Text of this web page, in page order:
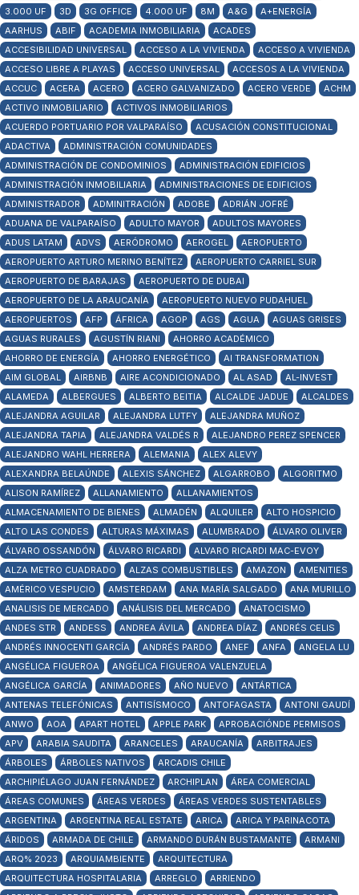
3.000 UF
3D 3G OFFICE 4.000 UF 8M A&G
A+ENERGÍA
AARHUS
ABIF ACADEMIA INMOBILIARIA
ACADES
ACCESIBILIDAD UNIVERSAL
ACCESO A LA VIVIENDA
ACCESO A VIVIENDA
ACCESO LIBRE A PLAYAS
ACCESO UNIVERSAL
ACCESOS A LA VIVIENDA
ACCUC
ACERA ACERO ACERO GALVANIZADO ACERO VERDE
ACHM
ACTIVO INMOBILIARIO
ACTIVOS INMOBILIARIOS
ACUERDO PORTUARIO POR VALPARAÍSO
ACUSACIÓN CONSTITUCIONAL
ADACTIVA
ADMINISTRACIÓN COMUNIDADES
ADMINISTRACIÓN DE CONDOMINIOS
ADMINISTRACIÓN EDIFICIOS
ADMINISTRACIÓN INMOBILIARIA
ADMINISTRACIONES DE EDIFICIOS
ADMINISTRADOR
ADMINITRACIÓN ADOBE
ADRIÁN JOFRÉ
ADUANA DE VALPARAÍSO
ADULTO MAYOR
ADULTOS MAYORES
ADUS LATAM
ADVS AERÓDROMO AEROGEL
AEROPUERTO
AEROPUERTO ARTURO MERINO BENÍTEZ
AEROPUERTO CARRIEL SUR
AEROPUERTO DE BARAJAS
AEROPUERTO DE DUBAI
AEROPUERTO DE LA ARAUCANÍA
AEROPUERTO NUEVO PUDAHUEL
AEROPUERTOS
AFP ÁFRICA AGOP AGS AGUA
AGUAS GRISES
AGUAS RURALES
AGUSTÍN RIANI
AHORRO ACADÉMICO
AHORRO DE ENERGÍA
AHORRO ENERGÉTICO
AI TRANSFORMATION
AIM GLOBAL
AIRBNB AIRE ACONDICIONADO AL ASAD
AL-INVEST
ALAMEDA
ALBERGUES ALBERTO BEITIA ALCALDE JADUE
ALCALDES
ALEJANDRA AGUILAR
ALEJANDRA LUTFY
ALEJANDRA MUÑOZ
ALEJANDRA TAPIA
ALEJANDRA VALDÉS R
ALEJANDRO PEREZ SPENCER
ALEJANDRO WAHL HERRERA
ALEMANIA
ALEX ALEVY
ALEXANDRA BELAÚNDE
ALEXIS SÁNCHEZ ALGARROBO
ALGORITMO
ALISON RAMÍREZ
ALLANAMIENTO
ALLANAMIENTOS
ALMACENAMIENTO DE BIENES
ALMADÉN ALQUILER
ALTO HOSPICIO
ALTO LAS CONDES
ALTURAS MÁXIMAS ALUMBRADO
ÁLVARO OLIVER
ÁLVARO OSSANDÓN
ÁLVARO RICARDI
ALVARO RICARDI MAC-EVOY
ALZA METRO CUADRADO
ALZAS COMBUSTIBLES AMAZON
AMENITIES
AMÉRICO VESPUCIO
AMSTERDAM ANA MARÍA SALGADO
ANA MURILLO
ANALISIS DE MERCADO
ANÁLISIS DEL MERCADO
ANATOCISMO
ANDES STR
ANDESS ANDREA ÁVILA ANDREA DÍAZ
ANDRÉS CELIS
ANDRÉS INNOCENTI GARCÍA
ANDRÉS PARDO ANEF ANFA
ANGELA LU
ANGÉLICA FIGUEROA
ANGÉLICA FIGUEROA VALENZUELA
ANGÉLICA GARCÍA
ANIMADORES AÑO NUEVO
ANTÁRTICA
ANTENAS TELEFÓNICAS
ANTISÍSMOCO ANTOFAGASTA
ANTONI GAUDÍ
ANWO
AOA APART HOTEL APPLE PARK
APROBACIÓNDE PERMISOS
APV
ARABIA SAUDITA ARANCELES ARAUCANÍA
ARBITRAJES
ÁRBOLES
ÁRBOLES NATIVOS
ARCADIS CHILE
ARCHIPIÉLAGO JUAN FERNÁNDEZ
ARCHIPLAN
ÁREA COMERCIAL
ÁREAS COMUNES
ÁREAS VERDES
ÁREAS VERDES SUSTENTABLES
ARGENTINA
ARGENTINA REAL ESTATE ARICA
ARICA Y PARINACOTA
ÁRIDOS
ARMADA DE CHILE ARMANDO DURÁN BUSTAMANTE
ARMANI
ARQ% 2023
ARQUIAMBIENTE
ARQUITECTURA
ARQUITECTURA HOSPITALARIA
ARREGLO
ARRIENDO